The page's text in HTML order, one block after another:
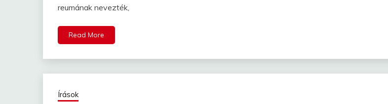
reumának nevezték,
Read More
Írások